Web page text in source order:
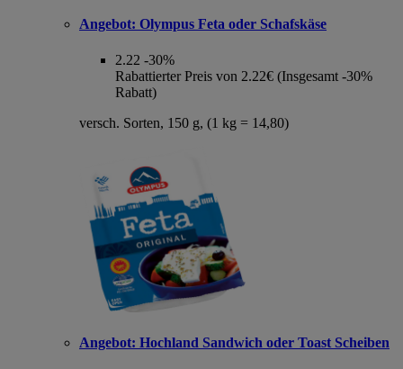
Angebot: Olympus Feta oder Schafskäse
2.22 -30%
Rabattierter Preis von 2.22€ (Insgesamt -30%
Rabatt)
versch. Sorten, 150 g, (1 kg = 14,80)
Angebot: Hochland Sandwich oder Toast Scheiben